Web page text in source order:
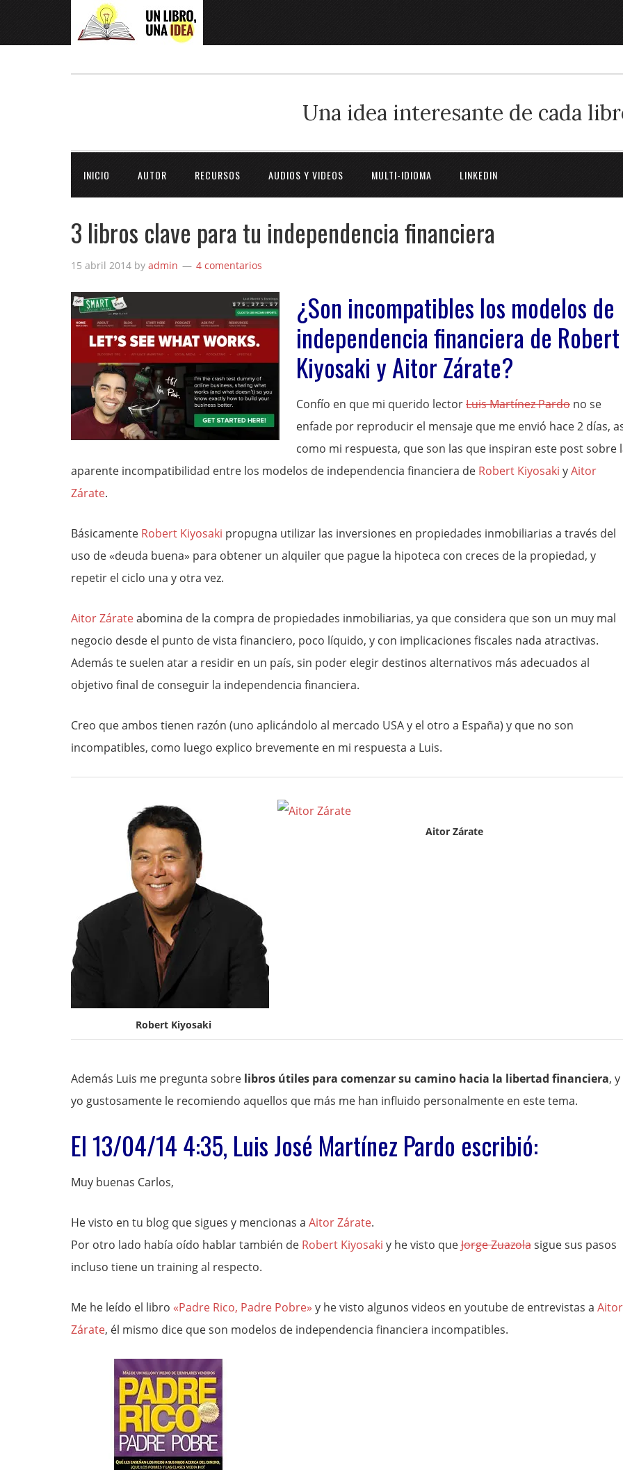
Una idea interesante de cada
INICIO AUTOR RECURSOS AUDIOS Y VIDEOS MULTI-IDIOMA LINKEDIN
3 libros clave para tu independencia financiera
15 abril 2014 by admin 4 comentarios
¿Son incompatibles los modelos de
independencia financiera de Robert
Kiyosaki y Aitor Zárate?
Confío en que mi querido lectorLuis Martínez Pardo no se
enfade por reproducir el mensaje que me envió hace 2 días,
como mi respuesta, que son las que inspiran este post sobre
aparente incompatibilidad entre los modelos de independencia financiera de Robert Kiyosaki yAitor
Zárate.
Básicamente Robert Kiyosaki propugna utilizar las inversiones en propiedades inmobiliarias a través del
uso de «deuda buena» para obtener un alquiler que pague la hipoteca con creces de la propiedad, y
repetir el ciclo una y otra vez.
Aitor Zárateabomina de la compra de propiedades inmobiliarias, ya que considera que son un muy mal
negocio desde el punto de vista financiero, poco líquido, y con implicaciones fiscales nada atractivas.
Además te suelen atar a residir en un país, sin poder elegir destinos alternativos más adecuados al
objetivo final de conseguir la independencia financiera.
Creo que ambos tienen razón (uno aplicándolo al mercado USA y el otro a España) y que no son
incompatibles, como luego explico brevemente en mi respuesta a Luis.
Robert Kiyosaki
Aitor Zárate
Además Luis me pregunta sobre libros útiles para comenzar su camino hacia la libertad financiera, y
yo gustosamente le recomiendo aquellos que más me han influido personalmente en este tema.
El 13/04/14 4:35, Luis José Martínez Pardo escribió:
Muy buenas Carlos,
He visto en tu blog que sigues y mencionas a Aitor Zárate.
Por otro lado había oído hablar también de Robert Kiyosaki y he visto queJorge Zuazolasigue sus pasos
incluso tiene un training al respecto.
Me he leído el libro «Padre Rico, Padre Pobre» y he visto algunos videos en youtube de entrevistas a Aitor
Zárate, él mismo dice que son modelos de independencia financiera incompatibles.